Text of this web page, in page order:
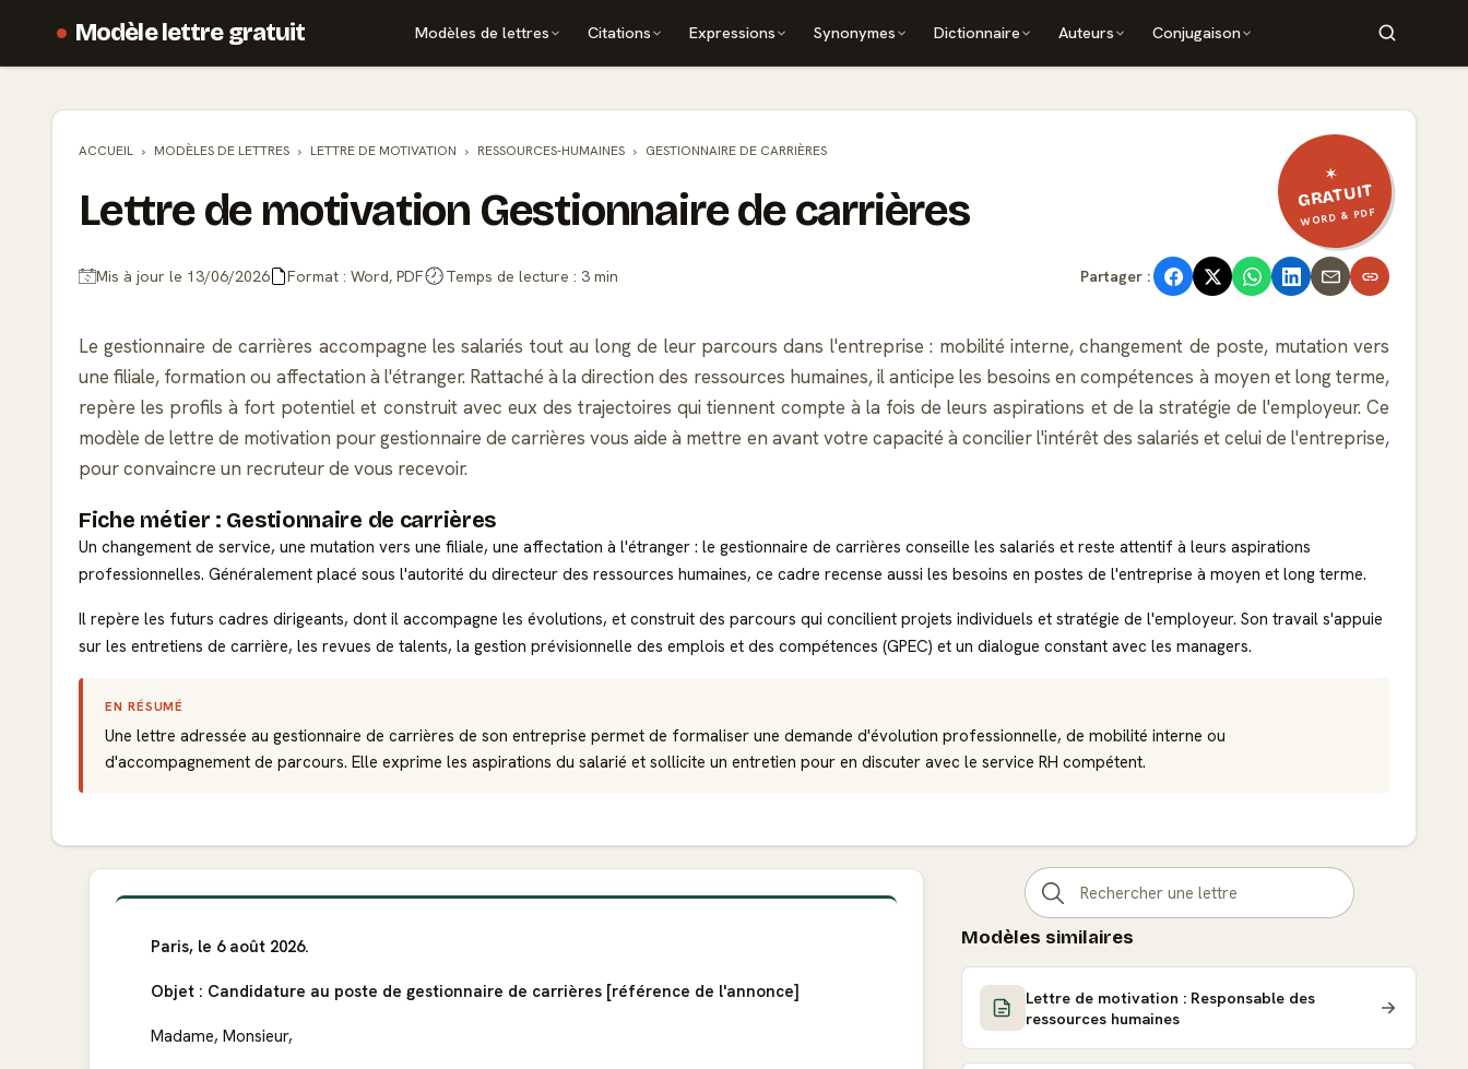
Modèle lettre gratuit Modèles de lettres Citations Expressions Synonymes Dictionnaire Auteurs Conjugaison
✶
GRATUIT
WORD & PDF
ACCUEIL MODÈLES DE LETTRES LETTRE DE MOTIVATION RESSOURCES-HUMAINES GESTIONNAIRE DE CARRIÈRES
Lettre de motivation Gestionnaire de carrières
Mis à jour le 13/06/2026 Format : Word, PDF Temps de lecture : 3 min Partager :
Le gestionnaire de carrières accompagne les salariés tout au long de leur parcours dans l'entreprise : mobilité interne, changement de poste, mutation vers
une filiale, formation ou affectation à l'étranger. Rattaché à la direction des ressources humaines, il anticipe les besoins en compétences à moyen et long terme,
repère les profils à fort potentiel et construit avec eux des trajectoires qui tiennent compte à la fois de leurs aspirations et de la stratégie de l'employeur. Ce
modèle de lettre de motivation pour gestionnaire de carrières vous aide à mettre en avant votre capacité à concilier l'intérêt des salariés et celui de l'entreprise,
pour convaincre un recruteur de vous recevoir.
Fiche métier : Gestionnaire de carrières
Un changement de service, une mutation vers une filiale, une affectation à l'étranger : le gestionnaire de carrières conseille les salariés et reste attentif à leurs aspirations
professionnelles. Généralement placé sous l'autorité du directeur des ressources humaines, ce cadre recense aussi les besoins en postes de l'entreprise à moyen et long terme.
Il repère les futurs cadres dirigeants, dont il accompagne les évolutions, et construit des parcours qui concilient projets individuels et stratégie de l'employeur. Son travail s'appuie
sur les entretiens de carrière, les revues de talents, la gestion prévisionnelle des emplois et des compétences (GPEC) et un dialogue constant avec les managers.
EN RÉSUMÉ
Une lettre adressée au gestionnaire de carrières de son entreprise permet de formaliser une demande d'évolution professionnelle, de mobilité interne ou
d'accompagnement de parcours. Elle exprime les aspirations du salarié et sollicite un entretien pour en discuter avec le service RH compétent.
Paris, le 6 août 2026.
Objet : Candidature au poste de gestionnaire de carrières [référence de l'annonce]
Madame, Monsieur,
Modèles similaires
Lettre de motivation : Responsable des
ressources humaines